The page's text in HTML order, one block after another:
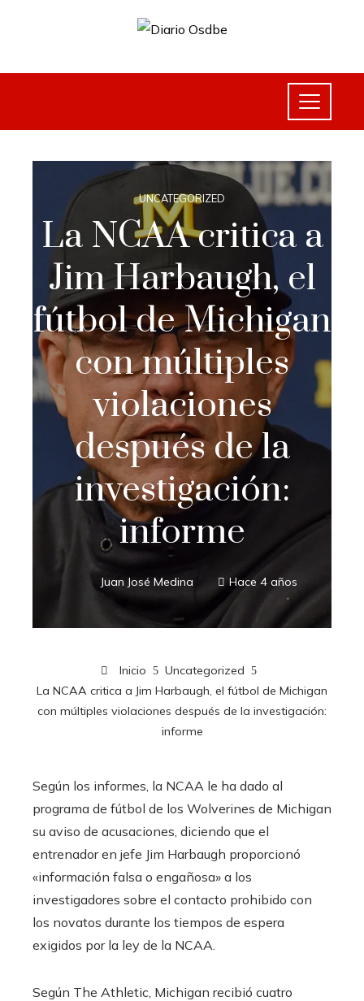
UNCATEGORIZED
La NCAA critica a
Jim Harbaugh, el
fútbol de Michigan
con múltiples
violaciones
después de la
investigación:
informe
Juan José Medina Hace 4 años
Inicio
Uncategorized
La NCAA critica a Jim Harbaugh, el fútbol de Michigan
con múltiples violaciones después de la investigación:
informe
Según los informes, la NCAA le ha dado al
programa de fútbol de los Wolverines de Michigan
su aviso de acusaciones, diciendo que el
entrenador en jefe Jim Harbaugh proporcionó
«información falsa o engañosa» a los
investigadores sobre el contacto prohibido con
los novatos durante los tiempos de espera
exigidos por la ley de la NCAA.
Según The Athletic, Michigan recibió cuatro